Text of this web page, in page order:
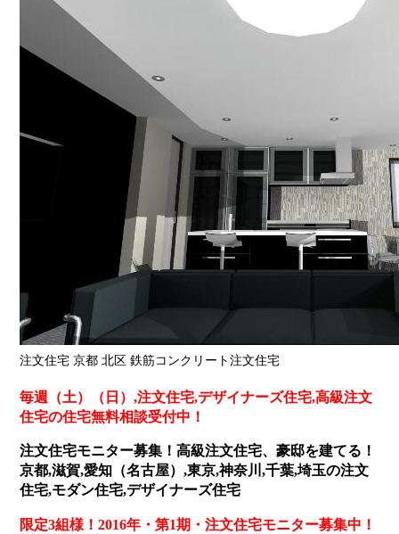
注文住宅 京都 北区 鉄筋コンクリート注文住宅
毎週（土）（日）,注文住宅,デザイナーズ住宅,高級注文
住宅の住宅無料相談受付中 ！
注文住宅モニター募集！高級注文住宅、豪邸を建てる！
京都,滋賀,愛知（名古屋）,東京,神奈川,千葉,埼玉の注文
住宅,モダン住宅,デザイナーズ住宅
限定3組様！2016年・第1期・注文住宅モニター募集中！